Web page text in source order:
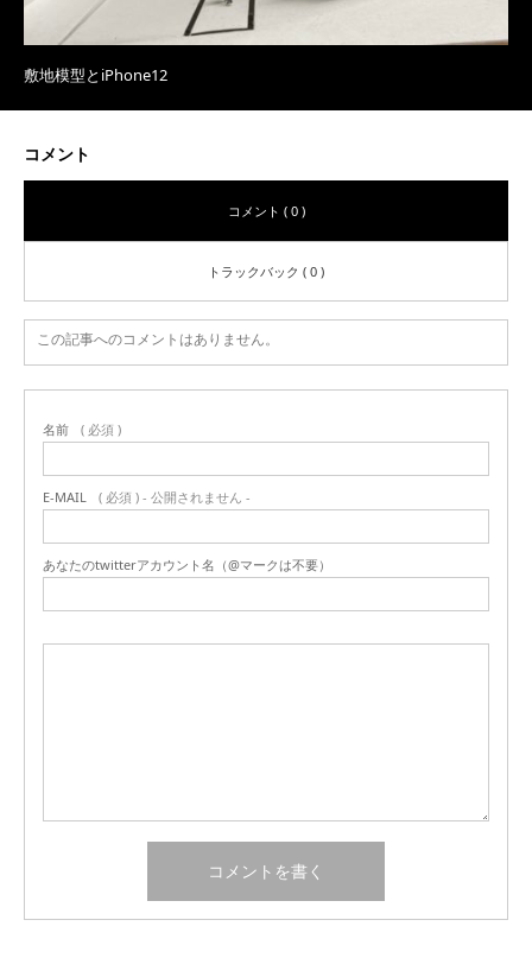
敷地模型とiPhone12
コメント
コメント ( 0 )
トラックバック ( 0 )
この記事へのコメントはありません。
名前 ( 必須 )
E-MAIL ( 必須 ) - 公開されません -
あなたのtwitterアカウント名（@マークは不要）